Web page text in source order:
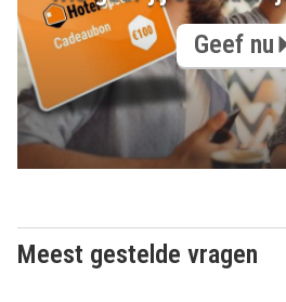
Geef nu
Meest gestelde vragen